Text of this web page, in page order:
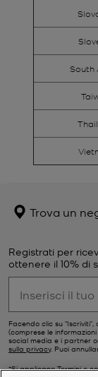
South
Trova un
Registrati per
ottenere il 10% di
Facendo clic su
(comprese le
social media e i partner
sulla privacy. Puoi
*Si applicano Termini e